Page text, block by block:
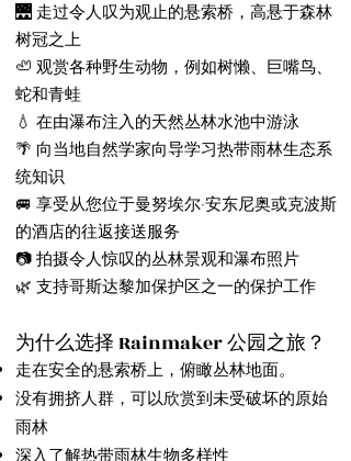
🌉 走过令人叹为观止的悬索桥，高悬于森林
树冠之上
🦥 观赏各种野生动物，例如树懒、巨嘴鸟、
蛇和青蛙
💧 在由瀑布注入的天然丛林水池中游泳
🌴 向当地自然学家向导学习热带雨林生态系
统知识
🚐 享受从您位于曼努埃尔·安东尼奥或克波斯
的酒店的往返接送服务
📷 拍摄令人惊叹的丛林景观和瀑布照片
🌿 支持哥斯达黎加保护区之一的保护工作
为什么选择 Rainmaker 公园之旅？
走在安全的悬索桥上，俯瞰丛林地面。
没有拥挤人群，可以欣赏到未受破坏的原始
雨林
深入了解热带雨林生物多样性